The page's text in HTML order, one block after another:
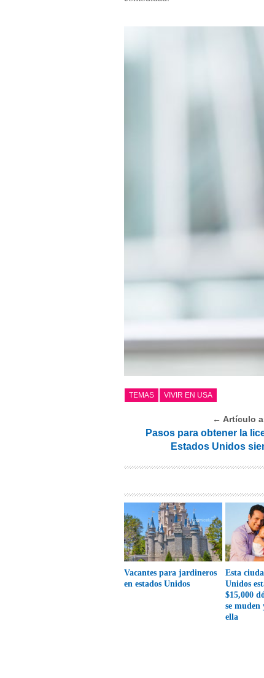
TEMAS VIVIR EN USA
← Artículo
Pasos para obtener la
Estados Unidos
Vacantes para jardineros
en estados Unidos
Esta
Unidos
$15,000
se
ella